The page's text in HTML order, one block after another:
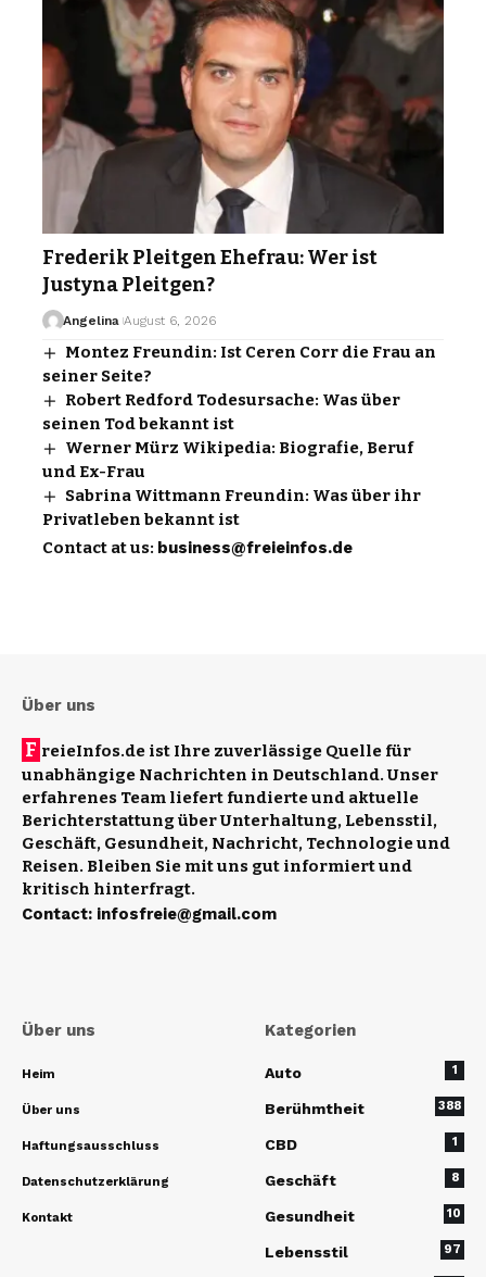
Frederik Pleitgen Ehefrau: Wer ist
Justyna Pleitgen?
Angelina August 6, 2026
Montez Freundin: Ist Ceren Corr die Frau an
seiner Seite?
Robert Redford Todesursache: Was über
seinen Tod bekannt ist
Werner Mürz Wikipedia: Biografie, Beruf
und Ex-Frau
Sabrina Wittmann Freundin: Was über ihr
Privatleben bekannt ist
Contact at us: business@freieinfos.de
Über uns
F reieInfos.de ist Ihre zuverlässige Quelle für
unabhängige Nachrichten in Deutschland. Unser
erfahrenes Team liefert fundierte und aktuelle
Berichterstattung über Unterhaltung, Lebensstil,
Geschäft, Gesundheit, Nachricht, Technologie und
Reisen. Bleiben Sie mit uns gut informiert und
kritisch hinterfragt.
Contact: infosfreie@gmail.com
Über uns
Heim
Über uns
Haftungsausschluss
Datenschutzerklärung
Kontakt
Kategorien
Auto 1
Berühmtheit 388
CBD 1
Geschäft 8
Gesundheit 10
Lebensstil 97